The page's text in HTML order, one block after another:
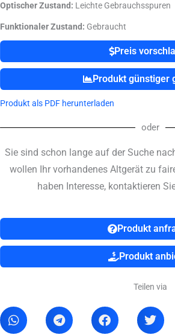
Optischer Zustand: Leichte Gebrauchsspuren
Funktionaler Zustand: Gebraucht
Preis
Produkt günstiger
Produkt als PDF herunterladen
oder
Sie sind schon lange auf der Suche
wollen Ihr vorhandenes Altgerät zu
haben Interesse, kontaktieren
Produkt
Produkt
Teilen via